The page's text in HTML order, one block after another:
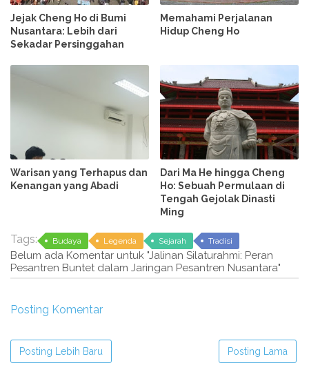
Jejak Cheng Ho di Bumi
Nusantara: Lebih dari
Sekadar Persinggahan
Memahami Perjalanan
Hidup Cheng Ho
Warisan yang Terhapus dan
Kenangan yang Abadi
Dari Ma He hingga Cheng
Ho: Sebuah Permulaan di
Tengah Gejolak Dinasti
Ming
Tags: Budaya Legenda Sejarah Tradisi
Belum ada Komentar untuk "Jalinan Silaturahmi: Peran
Pesantren Buntet dalam Jaringan Pesantren Nusantara"
Posting Komentar
Posting Lebih Baru Posting Lama